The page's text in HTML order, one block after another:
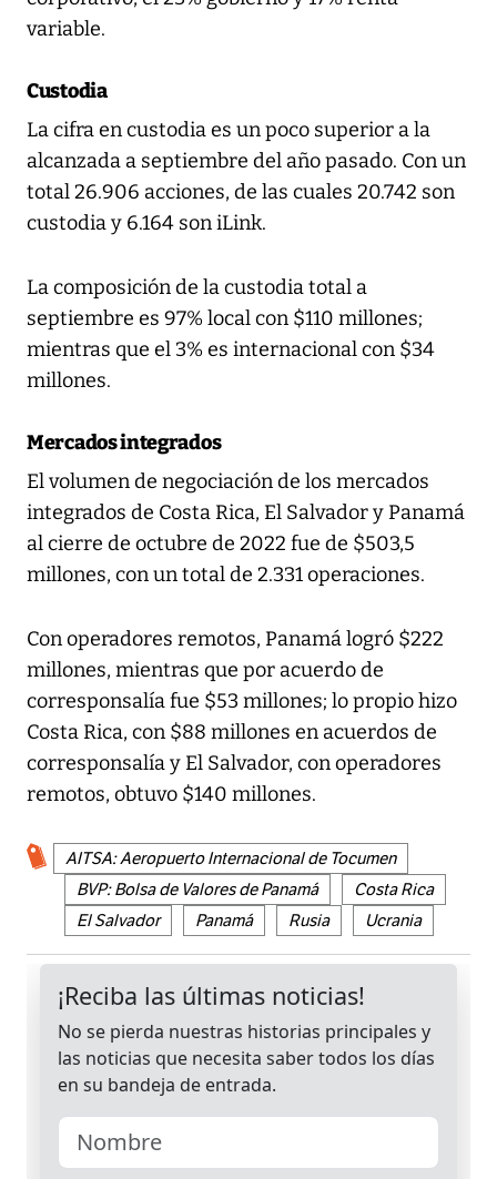
variable.
Custodia
La cifra en custodia es un poco superior a la
alcanzada a septiembre del año pasado. Con un
total 26.906 acciones, de las cuales 20.742 son
custodia y 6.164 son iLink.
La composición de la custodia total a
septiembre es 97% local con $110 millones;
mientras que el 3% es internacional con $34
millones.
Mercados integrados
El volumen de negociación de los mercados
integrados de Costa Rica, El Salvador y Panamá
al cierre de octubre de 2022 fue de $503,5
millones, con un total de 2.331 operaciones.
Con operadores remotos, Panamá logró $222
millones, mientras que por acuerdo de
corresponsalía fue $53 millones; lo propio hizo
Costa Rica, con $88 millones en acuerdos de
corresponsalía y El Salvador, con operadores
remotos, obtuvo $140 millones.
AITSA: Aeropuerto Internacional de Tocumen
BVP: Bolsa de Valores de Panamá
Costa Rica
El Salvador
Panamá Rusia Ucrania